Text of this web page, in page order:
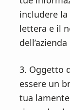
includere
lettera e il
3. Oggetto
essere un
tua